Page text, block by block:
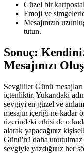
Güzel bir
Emoji ve
Mesajınızın
tutun.
Sonuç:
Mesajınızı
Sevgililer Günü
içtenliktir. Yukarıdaki
sevgiyi en güzel ve
mesajın içeriği ne kadar
üzerindeki etkisi de o
alarak yapacağınız
Günü'nü daha
sevgiyle yazdığınız her